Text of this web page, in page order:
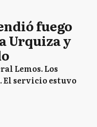
fuego
Urquiza y
Lemos. Los
El servicio estuvo